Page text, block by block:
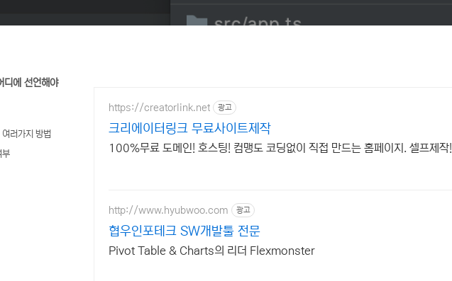
디에 선언해야
러가지 방법
부
https://creatorlink.net 광고
크리에이터링크 무료사이트제작
100%무료 도메인! 호스팅! 컴맹도 코딩없이 직접 만드는 홈페이지. 셀프제작!
http://www.hyubwoo.com 광고
협우인포테크 SW개발툴 전문
Pivot Table & Charts의 리더 Flexmonster